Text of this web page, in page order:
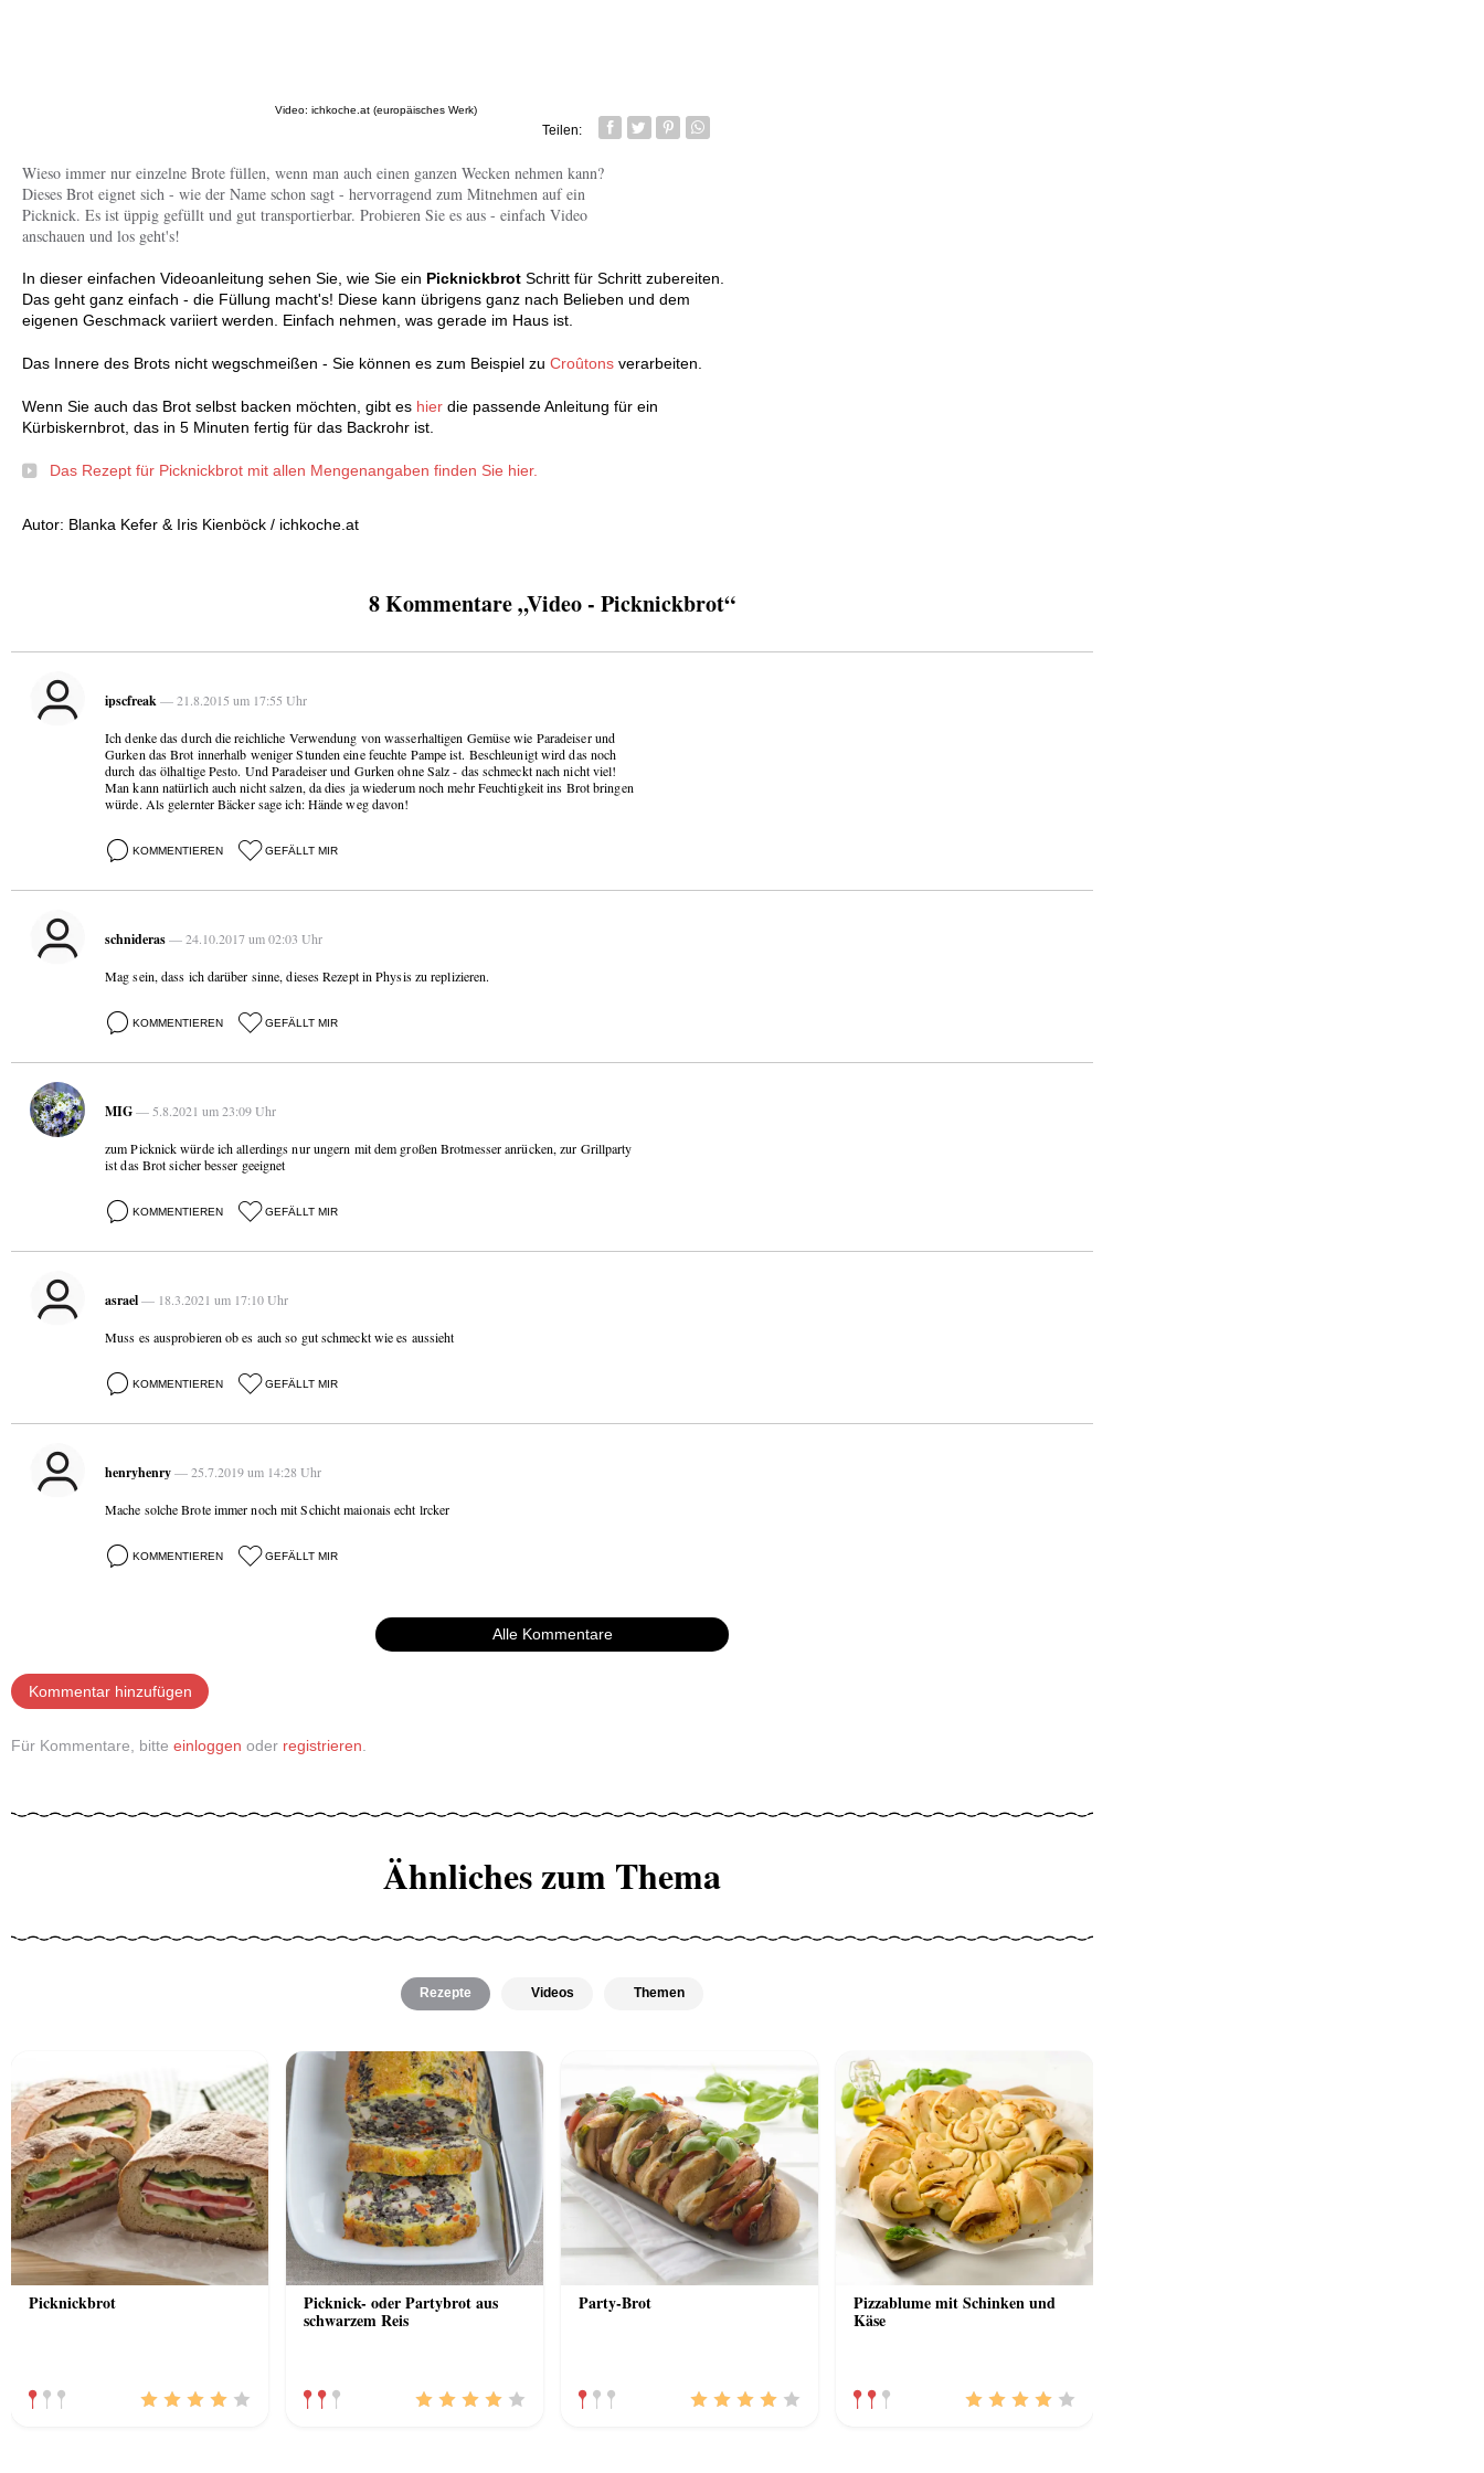
Video: ichkoche.at (europäisches Werk)
Teilen:
Facebook
TwitterPin itWhatsapp senden
Wieso immer nur einzelne Brote füllen, wenn man auch einen ganzen Wecken nehmen kann?
Dieses Brot eignet sich - wie der Name schon sagt - hervorragend zum Mitnehmen auf ein
Picknick. Es ist üppig gefüllt und gut transportierbar. Probieren Sie es aus - einfach Video
anschauen und los geht's!
In dieser einfachen Videoanleitung sehen Sie, wie Sie ein Picknickbrot Schritt für Schritt zubereiten.
Das geht ganz einfach - die Füllung macht's! Diese kann übrigens ganz nach Belieben und dem
eigenen Geschmack variiert werden. Einfach nehmen, was gerade im Haus ist.
Das Innere des Brots nicht wegschmeißen - Sie können es zum Beispiel zu Croûtons verarbeiten.
Wenn Sie auch das Brot selbst backen möchten, gibt es hier die passende Anleitung für ein
Kürbiskernbrot, das in 5 Minuten fertig für das Backrohr ist.
Das Rezept für Picknickbrot mit allen Mengenangaben finden Sie hier.
Autor: Blanka Kefer & Iris Kienböck / ichkoche.at
8 Kommentare „Video - Picknickbrot“
ipscfreak— 21.8.2015 um 17:55 Uhr
Ich denke das durch die reichliche Verwendung von wasserhaltigen Gemüse wie Paradeiser und
Gurken das Brot innerhalb weniger Stunden eine feuchte Pampe ist. Beschleunigt wird das noch
durch das ölhaltige Pesto. Und Paradeiser und Gurken ohne Salz - das schmeckt nach nicht viel!
Man kann natürlich auch nicht salzen, da dies ja wiederum noch mehr Feuchtigkeit ins Brot bringen
würde. Als gelernter Bäcker sage ich: Hände weg davon!
KOMMENTIEREN GEFÄLLT MIR
schnideras— 24.10.2017 um 02:03 Uhr
Mag sein, dass ich darüber sinne, dieses Rezept in Physis zu replizieren.
KOMMENTIEREN GEFÄLLT MIR
MIG— 5.8.2021 um 23:09 Uhr
zum Picknick würde ich allerdings nur ungern mit dem großen Brotmesser anrücken, zur Grillparty
ist das Brot sicher besser geeignet
KOMMENTIEREN GEFÄLLT MIR
asrael— 18.3.2021 um 17:10 Uhr
Muss es ausprobieren ob es auch so gut schmeckt wie es aussieht
KOMMENTIEREN GEFÄLLT MIR
henryhenry— 25.7.2019 um 14:28 Uhr
Mache solche Brote immer noch mit Schicht maionais echt lrcker
KOMMENTIEREN GEFÄLLT MIR
Alle Kommentare
Kommentar hinzufügen
Für Kommentare, bitte einloggen oder registrieren
Ähnliches zum Thema
Rezepte Videos Themen
Picknickbrot Picknick- oder Partybrot aus
schwarzem Reis
Party-Brot Pizzablume mit Schinken und
Käse